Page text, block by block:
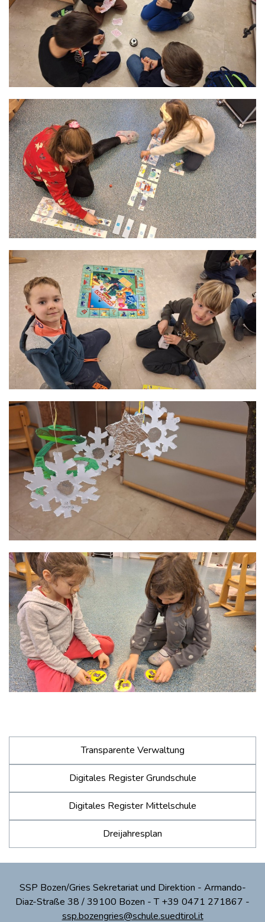
Transparente Verwaltung
Digitales Register Grundschule
Digitales Register Mittelschule
Dreijahresplan
SSP Bozen/Gries Sekretariat und Direktion - Armando-
Diaz-Straße 38 / 39100 Bozen - T +39 0471 271867 -
ssp.bozengries@schule.suedtirol.it